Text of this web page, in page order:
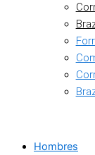
Hombres